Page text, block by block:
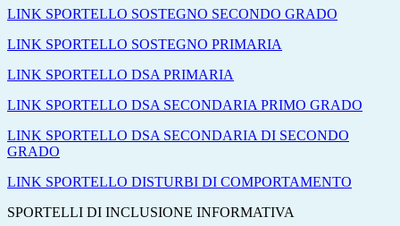
LINK SPORTELLO SOSTEGNO SECONDO GRADO
LINK SPORTELLO SOSTEGNO PRIMARIA
LINK SPORTELLO DSA PRIMARIA
LINK SPORTELLO DSA SECONDARIA PRIMO GRADO
LINK SPORTELLO DSA SECONDARIA DI SECONDO
GRADO
LINK SPORTELLO DISTURBI DI COMPORTAMENTO
SPORTELLI DI INCLUSIONE INFORMATIVA